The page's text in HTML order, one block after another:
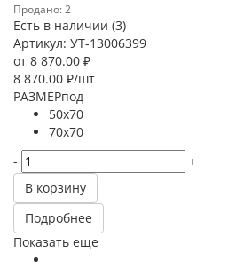
Продано: 2
Есть в наличии (3)
Артикул: УТ-13006399
от 8 870.00 ₽
8 870.00 ₽/шт
РАЗМЕРпод
50х70
70х70
-
+
В корзину
Подробнее
Показать еще